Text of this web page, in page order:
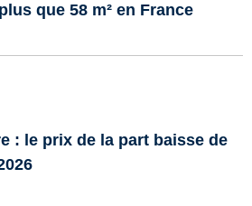
que 58 m² en France
: le prix de la part baisse de